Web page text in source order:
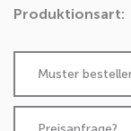
Produktionsart: